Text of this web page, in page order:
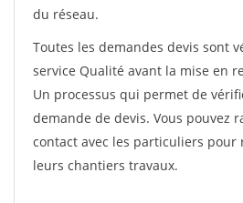
du réseau.
Toutes les demandes devis sont
service Qualité avant la mise en
Un processus qui permet de
demande de devis. Vous pouvez
contact avec les particuliers
leurs chantiers travaux.